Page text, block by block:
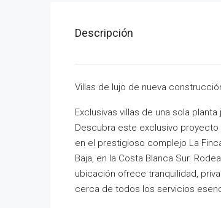
Descripción
Villas de lujo de nueva
Exclusivas villas de una sola
Descubra este exclusivo
en el prestigioso complejo La
Baja, en la Costa Blanca Sur.
ubicación ofrece tranquilidad,
cerca de todos los servicios